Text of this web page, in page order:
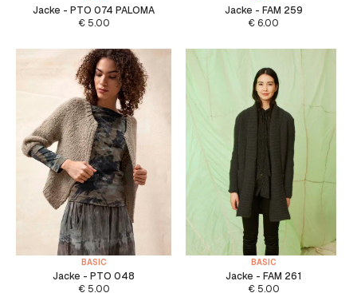
Jacke - PTO 074 PALOMA
€5.00
Jacke - FAM 259
€ 6.00
BASIC
Jacke - PTO 048
€5.00
BASIC
Jacke - FAM 261
€5.00